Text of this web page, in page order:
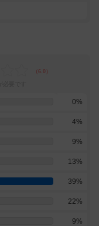
0%
4%
9%
13%
39%
22%
9%